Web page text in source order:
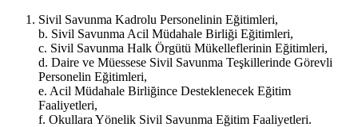
Sivil Savunma Kadrolu Personelinin Eğitimleri,
b. Sivil Savunma Acil Müdahale Birliği Eğitimleri,
c. Sivil Savunma Halk Örgütü Mükelleflerinin Eğitimleri,
d. Daire ve Müessese Sivil Savunma Teşkillerinde Görevli
Personelin Eğitimleri,
e. Acil Müdahale Birliğince Desteklenecek Eğitim
Faaliyetleri,
f. Okullara Yönelik Sivil Savunma Eğitim Faaliyetleri.